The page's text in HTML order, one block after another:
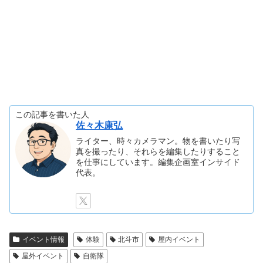
この記事を書いた人
佐々木康弘
ライター、時々カメラマン。物を書いたり写
真を撮ったり、それらを編集したりすること
を仕事にしています。編集企画室インサイド
代表。
イベント情報 体験 北斗市
屋内イベント
屋外イベント
自衛隊